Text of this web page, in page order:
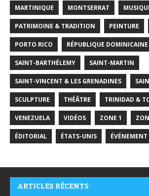
MARTINIQUE MONTSERRAT
PATRIMOINE & TRADITION PEINTURE
PORTO RICO RÉPUBLIQUE DOMINICAINE
SAINT-BARTHÉLEMY SAINT-MARTIN
SAINT-VINCENT & LES GRENADINES
SCULPTURE THÉÂTRE TRINIDAD &
VENEZUELA VIDÉOS ZONE 1
ÉDITORIAL ÉTATS-UNIS ÉVÉNEMENT
ARTICLES RÉCENTS